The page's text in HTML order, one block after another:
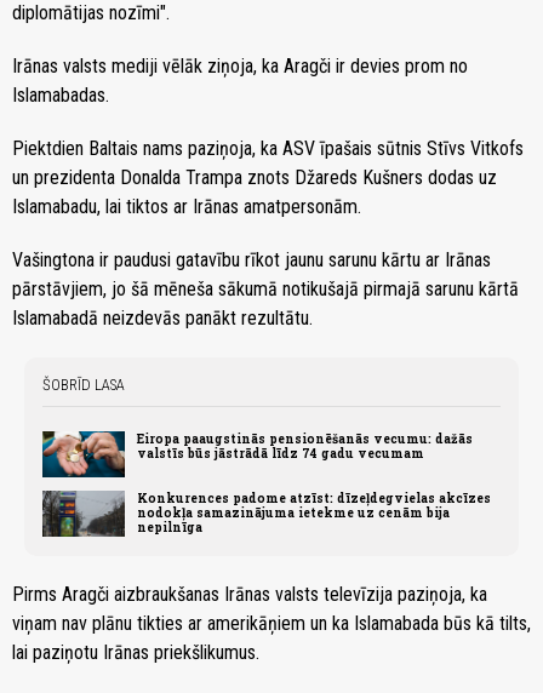
diplomātijas nozīmi".
Irānas valsts mediji vēlāk ziņoja, ka Aragči ir devies prom no
Islamabadas.
Piektdien Baltais nams paziņoja, ka ASV īpašais sūtnis Stīvs Vitkofs
un prezidenta Donalda Trampa znots Džareds Kušners dodas uz
Islamabadu, lai tiktos ar Irānas amatpersonām.
Vašingtona ir paudusi gatavību rīkot jaunu sarunu kārtu ar Irānas
pārstāvjiem, jo šā mēneša sākumā notikušajā pirmajā sarunu kārtā
Islamabadā neizdevās panākt rezultātu.
ŠOBRĪD LASA
Eiropa paaugstinās pensionēšanās vecumu: dažās
valstīs būs jāstrādā līdz 74 gadu vecumam
Konkurences padome atzīst: dīzeļdegvielas akcīzes
nodokļa samazinājuma ietekme uz cenām bija
nepilnīga
Pirms Aragči aizbraukšanas Irānas valsts televīzija paziņoja, ka
viņam nav plānu tikties ar amerikāņiem un ka Islamabada būs kā tilts,
lai paziņotu Irānas priekšlikumus.